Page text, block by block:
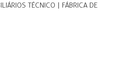
TÉCNICO | FÁBRICA DE